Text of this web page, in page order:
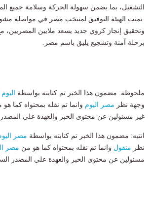
التشغيل، بما يضمن سهولة الحركة وسلامة جميع
تمنت الهيئة التوفيق لمنتخب مصر في مواصلة
وتحقيق إنجاز كروي جديد يسعد ملايين المصريين،
برحلة آمنة وتشجيع يليق باسم مصر.
ملحوظة: مضمون هذا الخبر تم كتابته بواسطة
وجهة نظر مصر اليوم وانما تم نقله بمحتواه كما
غير مسئولين عن محتوى الخبر والعهدة علي
انتبه: مضمون هذا الخبر تم كتابته بواسطة مصر
نظر منقول وانما تم نقله بمحتواه كما هو من مصر
مسئولين عن محتوى الخبر والعهدة علي المصدر